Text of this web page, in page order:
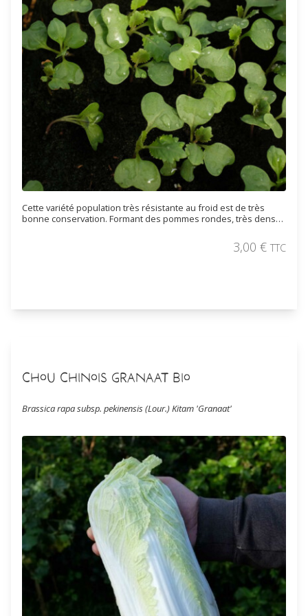
Cette variété population très résistante au froid est de très
bonne conservation. Formant des pommes rondes, très denses
froid). L’intérieur de la pomme est jaune clair, tendre et sucré.
3,00 € TTC
Chou Chinois Granaat Bio
Brassica rapa subsp. pekinensis (Lour.) Kitam 'Granaat'